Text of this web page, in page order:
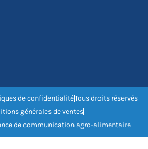
de confidentialitéTous droits réservés
générales de ventes
de communication agro-alimentaire